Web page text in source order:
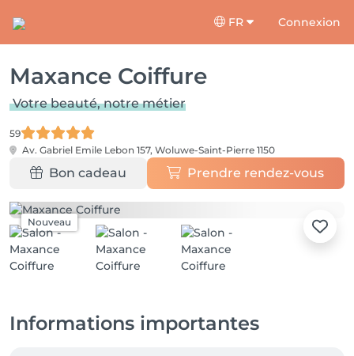
FR Connexion
Maxance Coiffure
Votre beauté, notre métier
59
Av. Gabriel Emile Lebon 157, Woluwe-Saint-Pierre 1150
Bon cadeau Prendre rendez-vous
Nouveau
Informations importantes